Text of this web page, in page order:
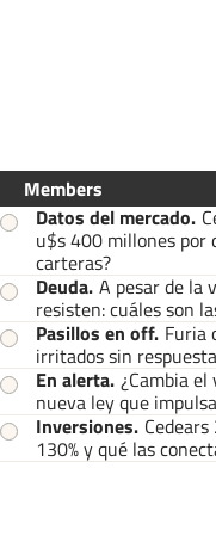
Members
Datos del mercado.
u$s 400 millones por
carteras?
Deuda. A pesar de la
resisten: cuáles son
Pasillos en off. Furia
irritados sin respuesta
En alerta. ¿Cambia
nueva ley que
Inversiones.
130% y qué las